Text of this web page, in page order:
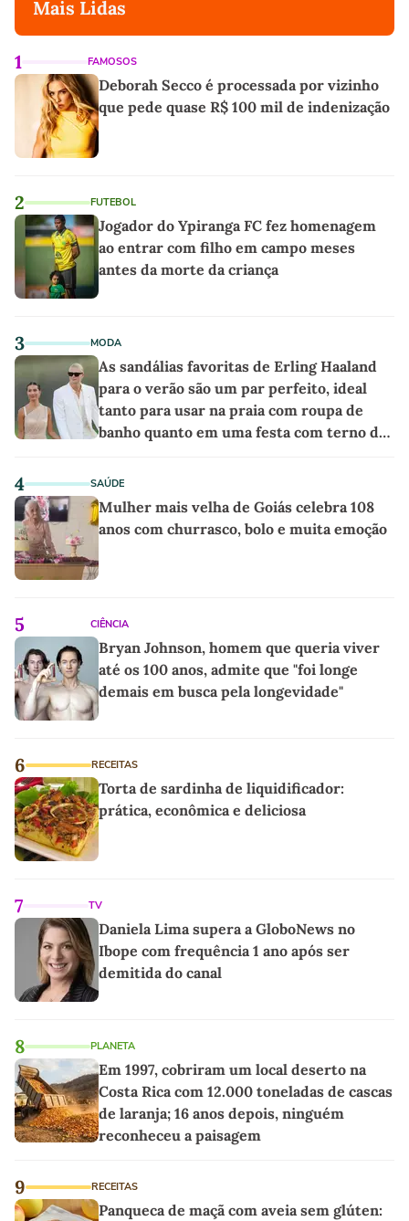
Mais Lidas
1 FAMOSOS
Deborah Secco é processada por vizinho
que pede quase R$ 100 mil de indenização
2 FUTEBOL
Jogador do Ypiranga FC fez homenagem
ao entrar com filho em campo meses
antes da morte da criança
3 MODA
As sandálias favoritas de Erling Haaland
para o verão são um par perfeito, ideal
tanto para usar na praia com roupa de
banho quanto em uma festa com terno de
4 SAÚDE
Mulher mais velha de Goiás celebra 108
anos com churrasco, bolo e muita emoção
5 CIÊNCIA
Bryan Johnson, homem que queria viver
até os 100 anos, admite que "foi longe
demais em busca pela longevidade"
6 RECEITAS
Torta de sardinha de liquidificador:
prática, econômica e deliciosa
7 TV
Daniela Lima supera a GloboNews no
Ibope com frequência 1 ano após ser
demitida do canal
8 PLANETA
Em 1997, cobriram um local deserto na
Costa Rica com 12.000 toneladas de cascas
de laranja; 16 anos depois, ninguém
reconheceu a paisagem
9 RECEITAS
Panqueca de maçã com aveia sem glúten: